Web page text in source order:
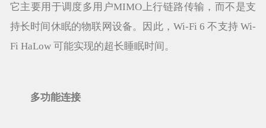
它主要用于调度多用户MIMO上行链路传输，而不是支
持长时间休眠的物联网设备。因此，Wi-Fi 6 不支持 Wi-
Fi HaLow 可能实现的超长睡眠时间。
多功能连接